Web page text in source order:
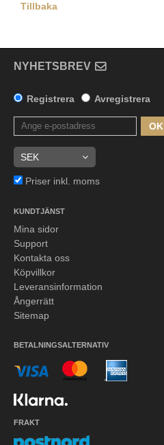
Tillbaka
NYHETSBREV
Registrera Avregistrera
OK
Priser inkl. moms
KUNDTJÄNST
Mina sidor
Support
Kontakta oss
Köpvillkor
Leveransinformation
Ångerrätt
Sitemap
BETALNINGSALTERNATIV
FRAKT